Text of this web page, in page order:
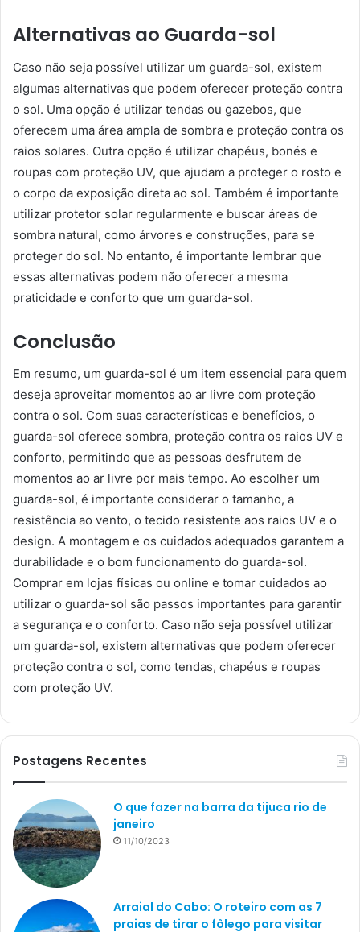
Alternativas ao Guarda-sol
Caso não seja possível utilizar um guarda-sol, existem
algumas alternativas que podem oferecer proteção contra
o sol. Uma opção é utilizar tendas ou gazebos, que
oferecem uma área ampla de sombra e proteção contra os
raios solares. Outra opção é utilizar chapéus, bonés e
roupas com proteção UV, que ajudam a proteger o rosto e
o corpo da exposição direta ao sol. Também é importante
utilizar protetor solar regularmente e buscar áreas de
sombra natural, como árvores e construções, para se
proteger do sol. No entanto, é importante lembrar que
essas alternativas podem não oferecer a mesma
praticidade e conforto que um guarda-sol.
Conclusão
Em resumo, um guarda-sol é um item essencial para quem
deseja aproveitar momentos ao ar livre com proteção
contra o sol. Com suas características e benefícios, o
guarda-sol oferece sombra, proteção contra os raios UV e
conforto, permitindo que as pessoas desfrutem de
momentos ao ar livre por mais tempo. Ao escolher um
guarda-sol, é importante considerar o tamanho, a
resistência ao vento, o tecido resistente aos raios UV e o
design. A montagem e os cuidados adequados garantem a
durabilidade e o bom funcionamento do guarda-sol.
Comprar em lojas físicas ou online e tomar cuidados ao
utilizar o guarda-sol são passos importantes para garantir
a segurança e o conforto. Caso não seja possível utilizar
um guarda-sol, existem alternativas que podem oferecer
proteção contra o sol, como tendas, chapéus e roupas
com proteção UV.
Postagens Recentes
O que fazer na barra da tijuca rio de
janeiro
11/10/2023
Arraial do Cabo: O roteiro com as 7
praias de tirar o fôlego para visitar